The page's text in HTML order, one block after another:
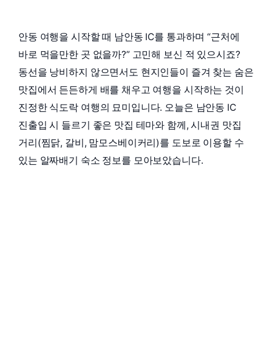
안동 여행을 시작할 때 남안동 IC를 통과하며 “근처에
바로 먹을만한 곳 없을까?” 고민해 보신 적 있으시죠?
동선을 낭비하지 않으면서도 현지인들이 즐겨 찾는 숨은
맛집에서 든든하게 배를 채우고 여행을 시작하는 것이
진정한 식도락 여행의 묘미입니다. 오늘은 남안동 IC
진출입 시 들르기 좋은 맛집 테마와 함께, 시내권 맛집
거리(찜닭, 갈비, 맘모스베이커리)를 도보로 이용할 수
있는 알짜배기 숙소 정보를 모아보았습니다.